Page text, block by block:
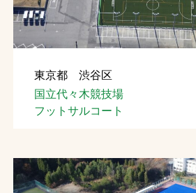
東京都 渋谷区
国立代々木競技場
フットサルコート